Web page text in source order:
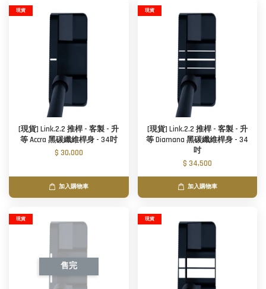
現貨
[現貨] Link.2.2 推桿 - 客製 - 升
等 Accra 黑碳纖維桿身 - 34吋
$ 30,000
加入購物車
現貨
[現貨] Link.2.2 推桿 - 客製 - 升
等 Diamana 黑碳纖維桿身 - 34
吋
$ 34,500
加入購物車
售完
現貨 現貨